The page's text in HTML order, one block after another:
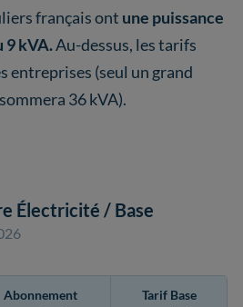
français ont une puissance
9 kVA.Au-dessus, les tarifs
entreprises (seul un grand
36 kVA).
Électricité / Base
Abonnement Tarif Base